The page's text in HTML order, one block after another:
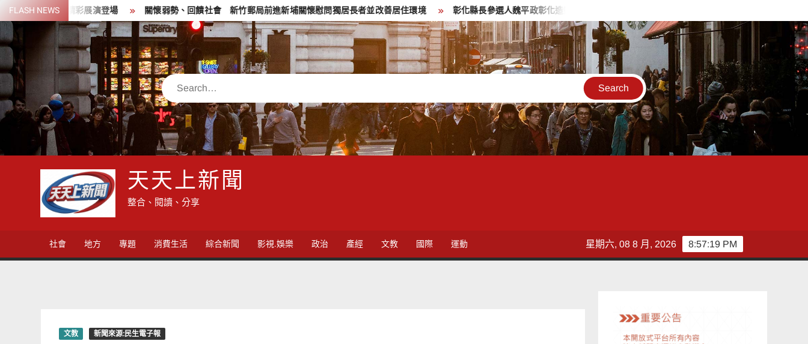
Skip
to
content
FLASH NEWS
月8日精彩展演登場 關懷弱勢、回饋社會 新竹郵局前進新埔關懷慰問獨居長者並改善居住環境 彰化縣長參選人魏平政彰化造勢 喊福利超越六都承接王惠美施政再升級
Search
天天上新聞
整合、閱讀、分享
社會 地方 專題 消費生活 綜合新聞 影視.娛樂 政治 產經 文教 國際 運動 8:57:20 PM
星期六, 08 8 月, 2026
文教 新聞來源:民生電子報